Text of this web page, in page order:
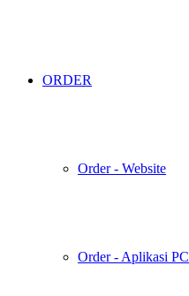
ORDER
Order - Website
Order - Aplikasi PC